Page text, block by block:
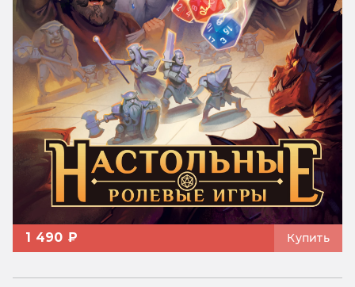
1 490 ₽ Купить